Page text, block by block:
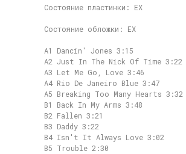
Состояние пластинки: EX
Состояние обложки: EX
A1 Dancin' Jones 3:15
A2 Just In The Nick Of Time 3:22
A3 Let Me Go, Love 3:46
A4 Rio De Janeiro Blue 3:47
A5 Breaking Too Many Hearts 3:32
B1 Back In My Arms 3:48
B2 Fallen 3:21
B3 Daddy 3:22
B4 Isn't It Always Love 3:02
B5 Trouble 2:30